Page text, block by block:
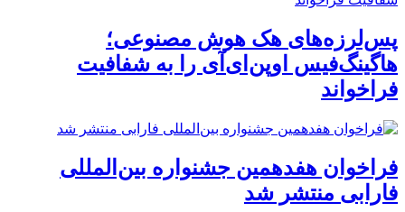
پس‌لرزه‌های هک هوش مصنوعی؛
هاگینگ‌فیس اوپن‌ای‌آی را به شفافیت
فراخواند
فراخوان هفدهمین جشنواره بین‌المللی
فارابی منتشر شد